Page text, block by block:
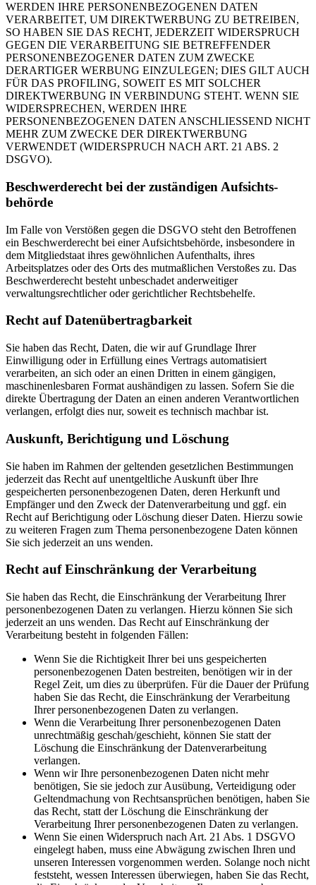
WERDEN IHRE PERSONENBEZOGENEN DATEN
VERARBEITET, UM DIREKTWERBUNG ZU BETREIBEN,
SO HABEN SIE DAS RECHT, JEDERZEIT WIDERSPRUCH
GEGEN DIE VERARBEITUNG SIE BETREFFENDER
PERSONENBEZOGENER DATEN ZUM ZWECKE
DERARTIGER WERBUNG EINZULEGEN; DIES GILT AUCH
FÜR DAS PROFILING, SOWEIT ES MIT SOLCHER
DIREKTWERBUNG IN VERBINDUNG STEHT. WENN SIE
WIDERSPRECHEN, WERDEN IHRE
PERSONENBEZOGENEN DATEN ANSCHLIESSEND NICHT
MEHR ZUM ZWECKE DER DIREKTWERBUNG
VERWENDET (WIDERSPRUCH NACH ART. 21 ABS. 2
DSGVO).
Beschwerde­recht bei der zuständigen Aufsichts­
behörde
Im Falle von Verstößen gegen die DSGVO steht den Betroffenen
ein Beschwerderecht bei einer Aufsichtsbehörde, insbesondere in
dem Mitgliedstaat ihres gewöhnlichen Aufenthalts, ihres
Arbeitsplatzes oder des Orts des mutmaßlichen Verstoßes zu. Das
Beschwerderecht besteht unbeschadet anderweitiger
verwaltungsrechtlicher oder gerichtlicher Rechtsbehelfe.
Recht auf Daten­übertrag­barkeit
Sie haben das Recht, Daten, die wir auf Grundlage Ihrer
Einwilligung oder in Erfüllung eines Vertrags automatisiert
verarbeiten, an sich oder an einen Dritten in einem gängigen,
maschinenlesbaren Format aushändigen zu lassen. Sofern Sie die
direkte Übertragung der Daten an einen anderen Verantwortlichen
verlangen, erfolgt dies nur, soweit es technisch machbar ist.
Auskunft, Berichtigung und Löschung
Sie haben im Rahmen der geltenden gesetzlichen Bestimmungen
jederzeit das Recht auf unentgeltliche Auskunft über Ihre
gespeicherten personenbezogenen Daten, deren Herkunft und
Empfänger und den Zweck der Datenverarbeitung und ggf. ein
Recht auf Berichtigung oder Löschung dieser Daten. Hierzu sowie
zu weiteren Fragen zum Thema personenbezogene Daten können
Sie sich jederzeit an uns wenden.
Recht auf Einschränkung der Verarbeitung
Sie haben das Recht, die Einschränkung der Verarbeitung Ihrer
personenbezogenen Daten zu verlangen. Hierzu können Sie sich
jederzeit an uns wenden. Das Recht auf Einschränkung der
Verarbeitung besteht in folgenden Fällen:
Wenn Sie die Richtigkeit Ihrer bei uns gespeicherten
personenbezogenen Daten bestreiten, benötigen wir in der
Regel Zeit, um dies zu überprüfen. Für die Dauer der Prüfung
haben Sie das Recht, die Einschränkung der Verarbeitung
Ihrer personenbezogenen Daten zu verlangen.
Wenn die Verarbeitung Ihrer personenbezogenen Daten
unrechtmäßig geschah/geschieht, können Sie statt der
Löschung die Einschränkung der Datenverarbeitung
verlangen.
Wenn wir Ihre personenbezogenen Daten nicht mehr
benötigen, Sie sie jedoch zur Ausübung, Verteidigung oder
Geltendmachung von Rechtsansprüchen benötigen, haben Sie
das Recht, statt der Löschung die Einschränkung der
Verarbeitung Ihrer personenbezogenen Daten zu verlangen.
Wenn Sie einen Widerspruch nach Art. 21 Abs. 1 DSGVO
eingelegt haben, muss eine Abwägung zwischen Ihren und
unseren Interessen vorgenommen werden. Solange noch nicht
feststeht, wessen Interessen überwiegen, haben Sie das Recht,